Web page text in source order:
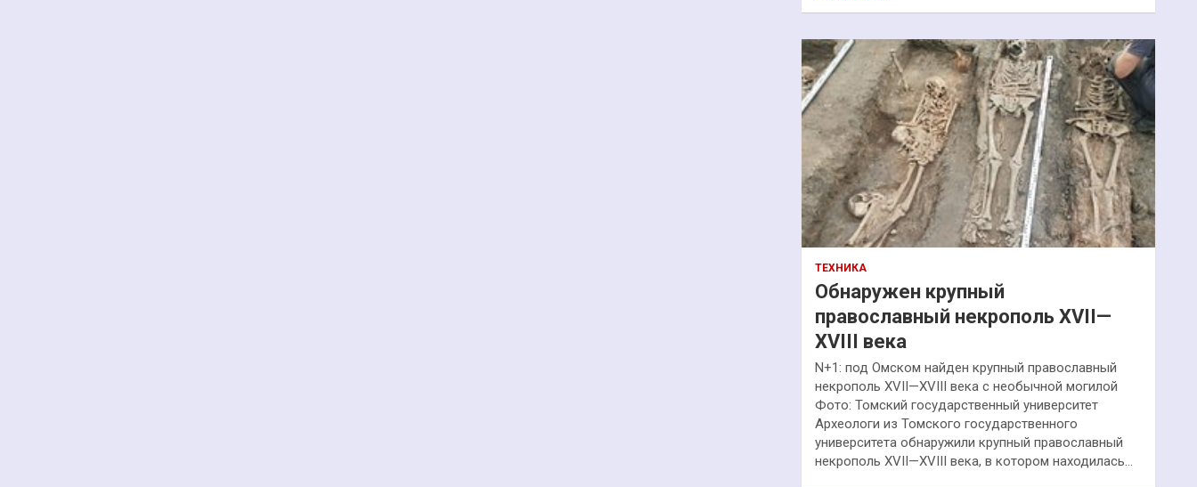
ТЕХНИКА
Обнаружен крупный
православный некрополь XVII—
XVIII века
N+1: под Омском найден крупный православный
некрополь XVII—XVIII века с необычной могилой
Фото: Томский государственный университет
Археологи из Томского государственного
университета обнаружили крупный православный
некрополь XVII—XVIII века, в котором находилась…